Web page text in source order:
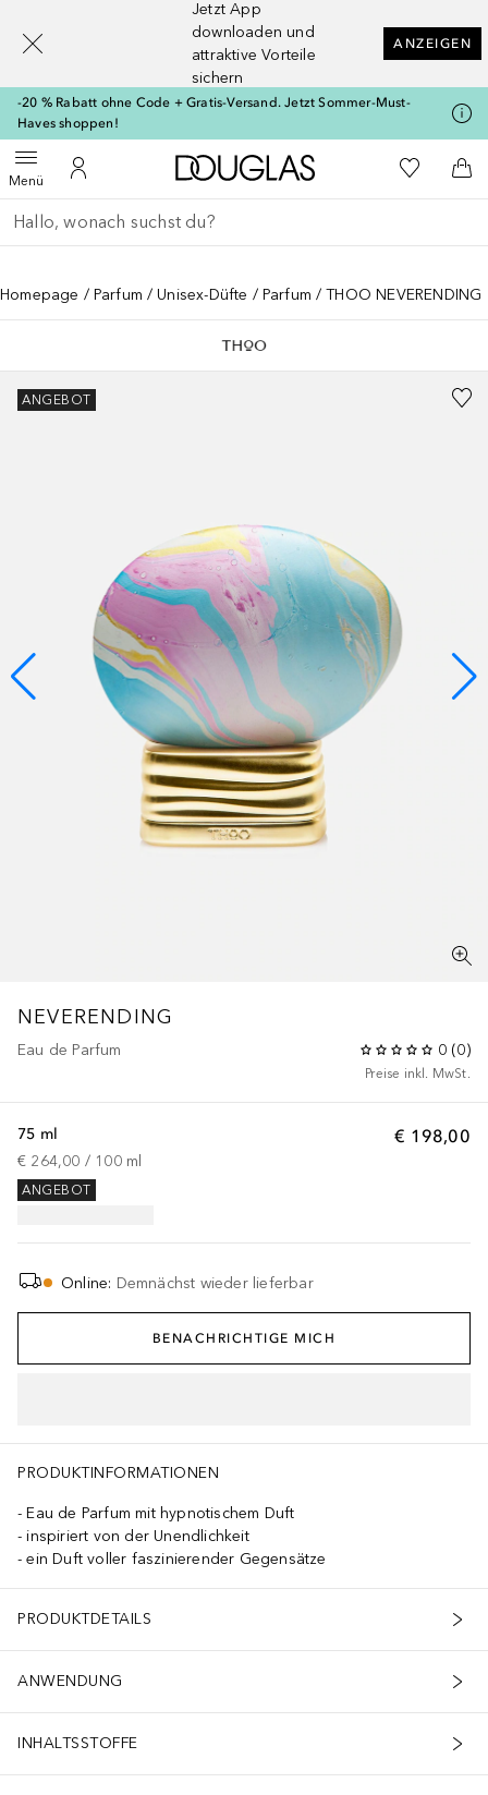
Jetzt App
downloaden und
attraktive Vorteile
sichern
ANZEIGEN
-20 % Rabatt ohne Code + Gratis-Versand. Jetzt Sommer-Must-
Haves shoppen!
MenüMenü öffnenZu Meinem Kundenkonto
Zur Douglas Startseite
Zu Meiner
Gehe zurück
Suche ausführen
Homepage Parfum Unisex-Düfte Parfum THOO NEVERENDING
ANGEBOT
NEVERENDING
Eau de Parfum 0 (0)
Preise inkl. MwSt.
€ 198,00
75 ml
€ 264,00 / 100 ml
ANGEBOT
Online: Demnächst wieder lieferbar
BENACHRICHTIGE MICH
PRODUKTINFORMATIONEN
Eau de Parfum mit hypnotischem Duft
inspiriert von der Unendlichkeit
ein Duft voller faszinierender Gegensätze
PRODUKTDETAILS
ANWENDUNG
INHALTSSTOFFE
[navigation.slideout.screenreader]